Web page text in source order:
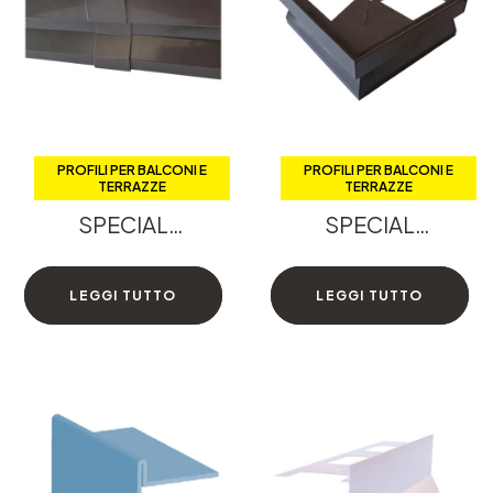
PROFILI PER BALCONI E
TERRAZZE
SPECIAL
PROFILI PER BALCONI E
TERRAZZE
LEGGI TUTTO
PROFILI PER BALCONI E
TERRAZZE
SPECIAL
PROFILI PER BALCONI E
TERRAZZE
LEGGI TUTTO